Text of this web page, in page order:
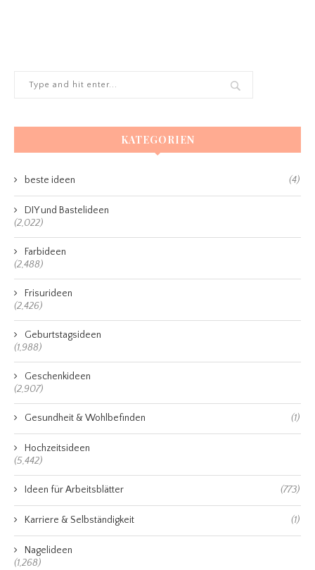
KATEGORIEN
beste ideen (4)
DIY und Bastelideen
(2,022)
Farbideen
(2,488)
Frisurideen
(2,426)
Geburtstagsideen
(1,988)
Geschenkideen
(2,907)
Gesundheit & Wohlbefinden (1)
Hochzeitsideen
(5,442)
Ideen für Arbeitsblätter (773)
Karriere & Selbständigkeit (1)
Nagelideen
(1,268)